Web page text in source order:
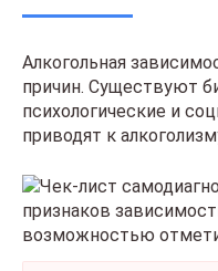
Алкогольная
причин. Существуют
психологические и
приводят к